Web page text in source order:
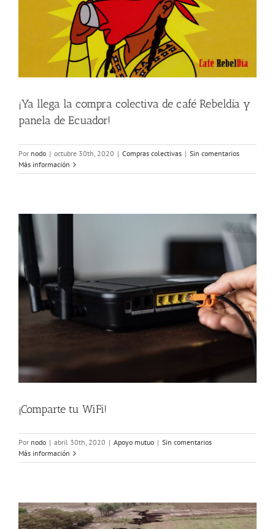
¡Ya llega la compra colectiva de café Rebeldía y
panela de Ecuador!
Por nodo | octubre 30th, 2020 | Compras colectivas | Sin comentarios
Más información
¡Comparte tu WiFi!
Por nodo | abril 30th, 2020 | Apoyo mutuo | Sin comentarios
Más información